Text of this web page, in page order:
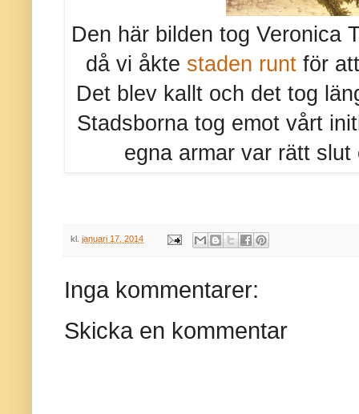
Den här bilden tog Veronica
då vi åkte staden runt för
Det blev kallt och det tog
Stadsborna tog emot vårt
egna armar var rätt
kl. januari 17, 2014
Inga kommentarer:
Skicka en kommentar